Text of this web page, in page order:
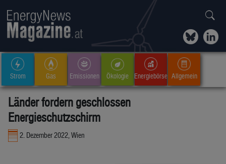
Strom Gas Emissionen Ökologie Energiebörse Allgemein
Länder fordern geschlossen
Energieschutzschirm
2. Dezember 2022, Wien